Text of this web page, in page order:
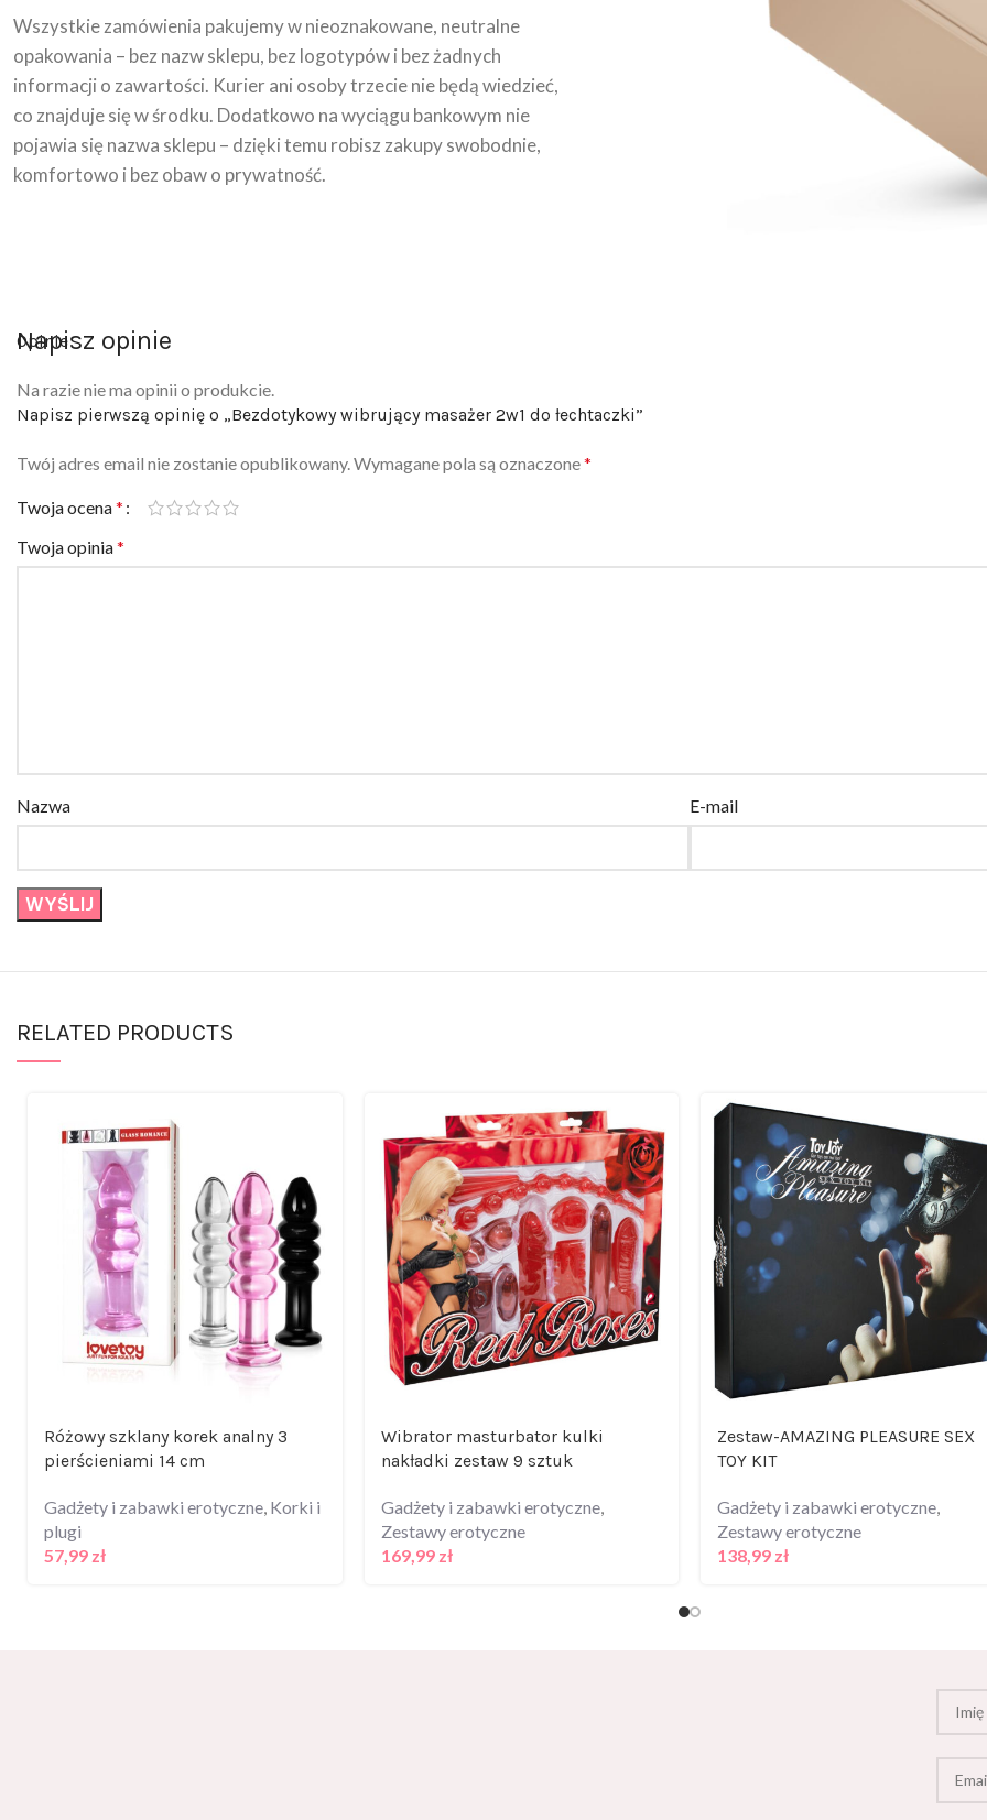
Wszystkie zamówienia pakujemy w nieoznakowane, neutralne
opakowania – bez nazw sklepu, bez logotypów i bez żadnych
informacji o zawartości. Kurier ani osoby trzecie nie będą wiedzieć,
co znajduje się w środku. Dodatkowo na wyciągu bankowym nie
pojawia się nazwa sklepu – dzięki temu robisz zakupy swobodnie,
komfortowo i bez obaw o prywatność.
Napisz opinie
Opinie
Na razie nie ma opinii o produkcie.
Napisz pierwszą opinię o „Bezdotykowy wibrujący masażer 2w1 do łechtaczki”
Twój adres email nie zostanie opublikowany.Wymagane pola są oznaczone*
Twoja ocena*
Twoja opinia*
Nazwa E-mail
RELATED PRODUCTS
Różowy szklany korek analny 3
pierścieniami 14 cm
Gadżety i zabawki erotyczne, Korki i
plugi
57,99 zł
Wibrator masturbator kulki
nakładki zestaw 9 sztuk
Gadżety i zabawki erotyczne,
Zestawy erotyczne
169,99 zł
Zestaw-AMAZING PLEASURE SEX
TOY KIT
Gadżety i zabawki erotyczne,
Zestawy erotyczne
138,99 zł